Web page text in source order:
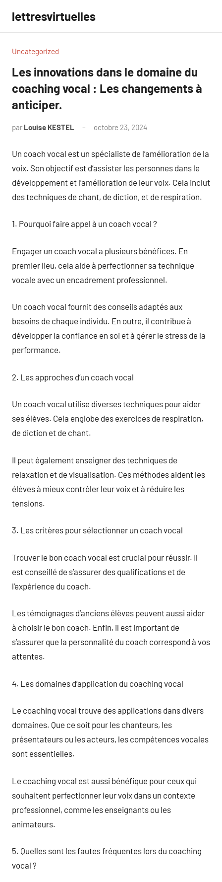
contenu
lettresvirtuelles
Uncategorized
Les innovations dans le domaine du
coaching vocal : Les changements à
anticiper.
par Louise KESTEL octobre 23, 2024
Un coach vocal est un spécialiste de l’amélioration de la
voix. Son objectif est d’assister les personnes dans le
développement et l’amélioration de leur voix. Cela inclut
des techniques de chant, de diction, et de respiration.
1. Pourquoi faire appel à un coach vocal ?
Engager un coach vocal a plusieurs bénéfices. En
premier lieu, cela aide à perfectionner sa technique
vocale avec un encadrement professionnel.
Un coach vocal fournit des conseils adaptés aux
besoins de chaque individu. En outre, il contribue à
développer la confiance en soi et à gérer le stress de la
performance.
2. Les approches d’un coach vocal
Un coach vocal utilise diverses techniques pour aider
ses élèves. Cela englobe des exercices de respiration,
de diction et de chant.
Il peut également enseigner des techniques de
relaxation et de visualisation. Ces méthodes aident les
élèves à mieux contrôler leur voix et à réduire les
tensions.
3. Les critères pour sélectionner un coach vocal
Trouver le bon coach vocal est crucial pour réussir. Il
est conseillé de s’assurer des qualifications et de
l’expérience du coach.
Les témoignages d’anciens élèves peuvent aussi aider
à choisir le bon coach. Enfin, il est important de
s’assurer que la personnalité du coach correspond à vos
attentes.
4. Les domaines d’application du coaching vocal
Le coaching vocal trouve des applications dans divers
domaines. Que ce soit pour les chanteurs, les
présentateurs ou les acteurs, les compétences vocales
sont essentielles.
Le coaching vocal est aussi bénéfique pour ceux qui
souhaitent perfectionner leur voix dans un contexte
professionnel, comme les enseignants ou les
animateurs.
5. Quelles sont les fautes fréquentes lors du coaching
vocal ?